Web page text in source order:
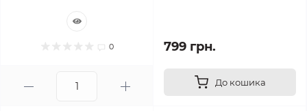
0 799 грн.
До кошика